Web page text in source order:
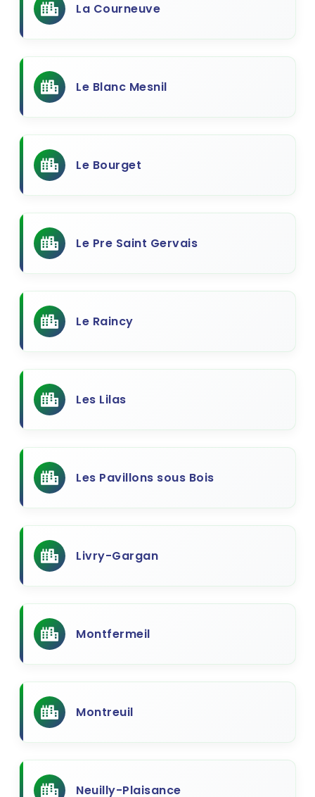
La Courneuve
Le Blanc Mesnil
Le Bourget
Le Pre Saint Gervais
Le Raincy
Les Lilas
Les Pavillons sous Bois
Livry-Gargan
Montfermeil
Montreuil
Neuilly-Plaisance